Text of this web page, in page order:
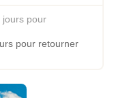
pour retourner